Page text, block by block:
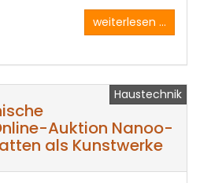
weiterlesen ...
Haustechnik
Auktion Nanoo-
als Kunstwerke